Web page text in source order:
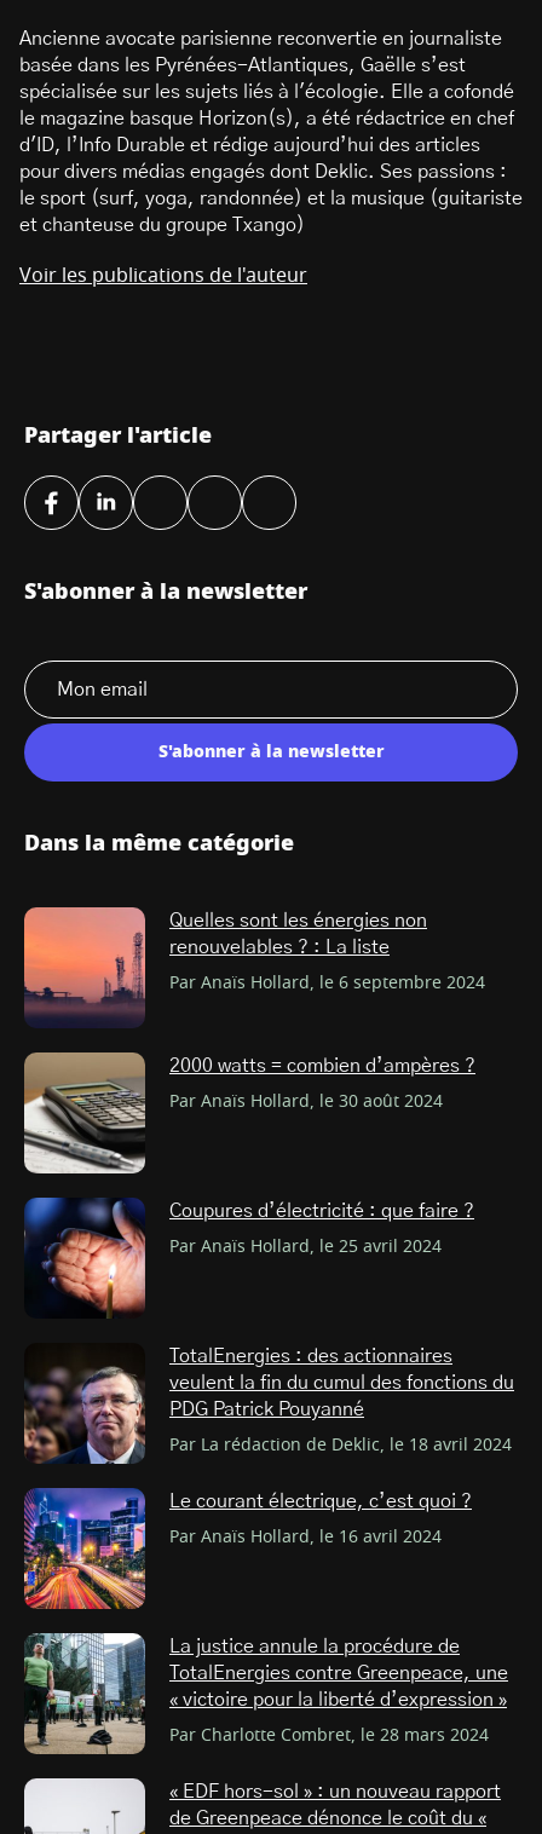
Ancienne avocate parisienne reconvertie en journaliste
basée dans les Pyrénées-Atlantiques, Gaëlle s’est
spécialisée sur les sujets liés à l'écologie. Elle a cofondé
le magazine basque Horizon(s), a été rédactrice en chef
d'ID, l’Info Durable et rédige aujourd’hui des articles
pour divers médias engagés dont Deklic. Ses passions :
le sport (surf, yoga, randonnée) et la musique (guitariste
et chanteuse du groupe Txango)
Voir les publications de l'auteur
Partager l'article
S'abonner à la newsletter
S'abonner à la newsletter
Dans la même catégorie
Quelles sont les énergies non
renouvelables ? : La liste
Par Anaïs Hollard, le 6 septembre 2024
2000 watts = combien d’ampères ?
Par Anaïs Hollard, le 30 août 2024
Coupures d’électricité : que faire ?
Par Anaïs Hollard, le 25 avril 2024
TotalEnergies : des actionnaires
veulent la fin du cumul des fonctions du
PDG Patrick Pouyanné
Par La rédaction de Deklic, le 18 avril 2024
Le courant électrique, c’est quoi ?
Par Anaïs Hollard, le 16 avril 2024
La justice annule la procédure de
TotalEnergies contre Greenpeace, une
« victoire pour la liberté d’expression »
Par Charlotte Combret, le 28 mars 2024
« EDF hors-sol » : un nouveau rapport
de Greenpeace dénonce le coût du «